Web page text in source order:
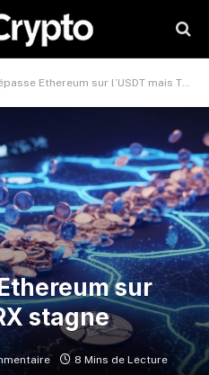
Ethereum sur l’USDT mais TRX stagne
sur
stagne
8 Mins de Lecture